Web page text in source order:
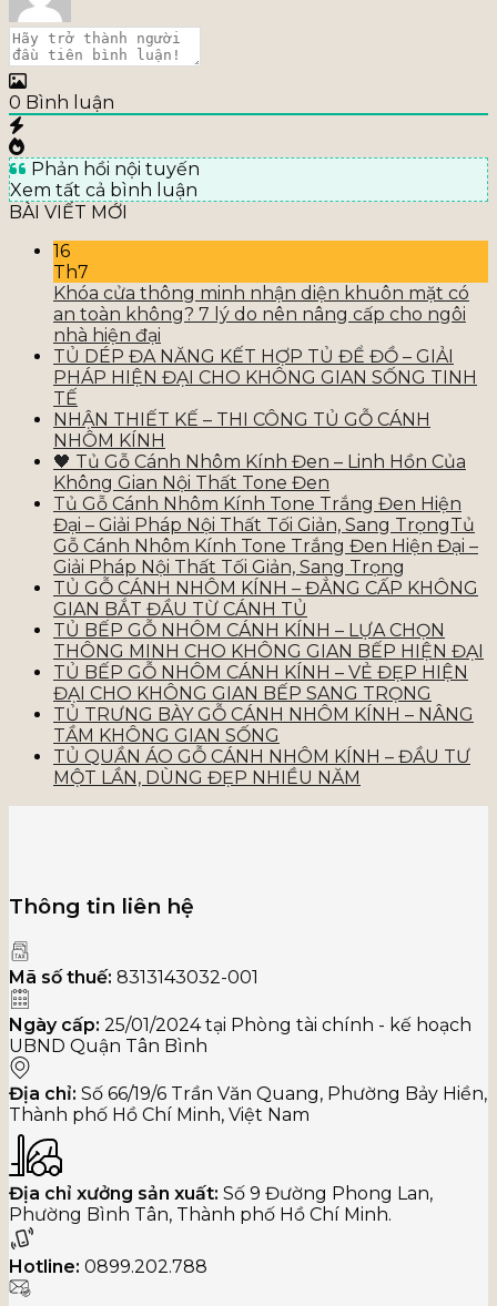
0 Bình luận
Phản hồi nội tuyến
Xem tất cả bình luận
BÀI VIẾT MỚI
16
Th7
Khóa cửa thông minh nhận diện khuôn mặt có
an toàn không? 7 lý do nên nâng cấp cho ngôi
nhà hiện đại
TỦ DÉP ĐA NĂNG KẾT HỢP TỦ ĐỂ ĐỒ – GIẢI
PHÁP HIỆN ĐẠI CHO KHÔNG GIAN SỐNG TINH
TẾ
NHẬN THIẾT KẾ – THI CÔNG TỦ GỖ CÁNH
NHÔM KÍNH
🖤 Tủ Gỗ Cánh Nhôm Kính Đen – Linh Hồn Của
Không Gian Nội Thất Tone Đen
Tủ Gỗ Cánh Nhôm Kính Tone Trắng Đen Hiện
Đại – Giải Pháp Nội Thất Tối Giản, Sang TrọngTủ
Gỗ Cánh Nhôm Kính Tone Trắng Đen Hiện Đại –
Giải Pháp Nội Thất Tối Giản, Sang Trọng
TỦ GỖ CÁNH NHÔM KÍNH – ĐẲNG CẤP KHÔNG
GIAN BẮT ĐẦU TỪ CÁNH TỦ
TỦ BẾP GỖ NHÔM CÁNH KÍNH – LỰA CHỌN
THÔNG MINH CHO KHÔNG GIAN BẾP HIỆN ĐẠI
TỦ BẾP GỖ NHÔM CÁNH KÍNH – VẺ ĐẸP HIỆN
ĐẠI CHO KHÔNG GIAN BẾP SANG TRỌNG
TỦ TRƯNG BÀY GỖ CÁNH NHÔM KÍNH – NÂNG
TẦM KHÔNG GIAN SỐNG
TỦ QUẦN ÁO GỖ CÁNH NHÔM KÍNH – ĐẦU TƯ
MỘT LẦN, DÙNG ĐẸP NHIỀU NĂM
Thông tin liên hệ
Mã số thuế: 8313143032-001
Ngày cấp: 25/01/2024 tại Phòng tài chính - kế hoạch
UBND Quận Tân Bình
Địa chỉ: Số 66/19/6 Trần Văn Quang, Phường Bảy Hiền,
Thành phố Hồ Chí Minh, Việt Nam
Địa chỉ xưởng sản xuất: Số 9 Đường Phong Lan,
Phường Bình Tân, Thành phố Hồ Chí Minh.
Hotline: 0899.202.788